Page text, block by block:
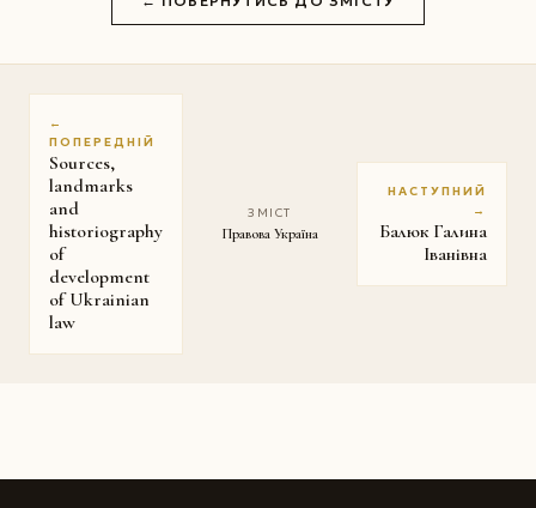
←
ПОПЕРЕДНІЙ
Sources,
landmarks
and
historiography
of
development
of Ukrainian
law
ЗМІСТ
Правова Україна
НАСТУПНИЙ
→
Балюк Галина
Іванівна